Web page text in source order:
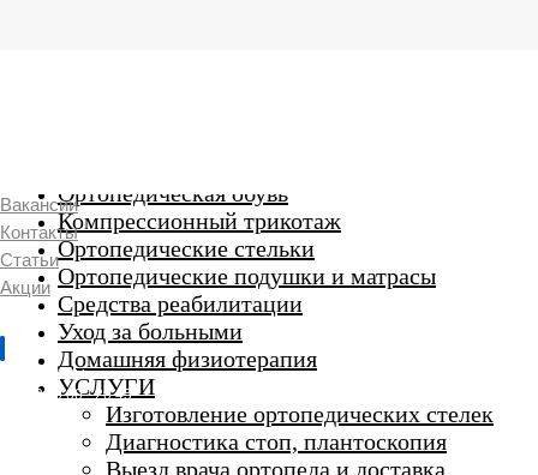
г. Люберцы
Пн-Вс 9:00 - 20:45
Ортопедическая обувь
Компрессионный трикотаж
Ортопедические стельки
Ортопедические подушки и матрасы
Средства реабилитации
Уход за больными
Домашняя физиотерапия
УСЛУГИ
Изготовление ортопедических стелек
Диагностика стоп, плантоскопия
Выезд врача ортопеда и доставка
Вакансии
Контакты
Статьи
Акции